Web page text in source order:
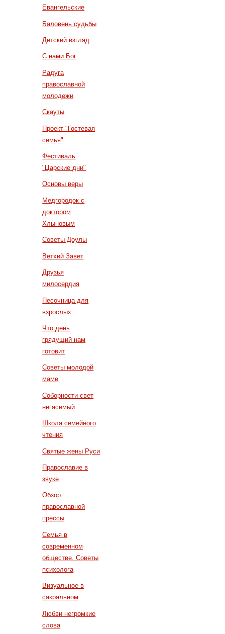
Евангельские
Баловень судьбы
Детский взгляд
С нами Бог
Радуга
православной
молодежи
Скауты
Проект "Гостевая
семья"
Фестиваль
"Царские дни"
Основы веры
Медгородок с
доктором
Хлыновым
Советы Доулы
Ветхий Завет
Друзья
милосердия
Песочница для
взрослых
Что день
грядущий нам
готовит
Советы молодой
маме
Соборности свет
негасимый
Школа семейного
чтения
Святые жены Руси
Православие в
звуке
Обзор
православной
прессы
Семья в
современном
обществе. Советы
психолога
Визуальное в
сакральном
Любви негромкие
слова